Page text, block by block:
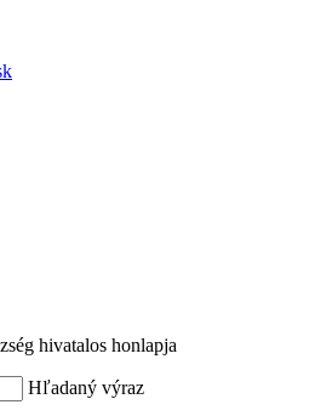
hivatalos honlapja
Hľadaný výraz